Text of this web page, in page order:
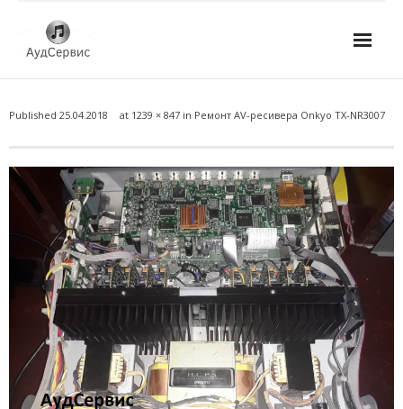
- Ремонт усилителей и AV-ресиверов
- Ремонт микшерных пультов и консолей
- Ремонт активной акустики
- Ремонт домашних кинотеатров
- Ремонт музыкальных центров
- Ремонт аудио для клубов, ресторанов, школ
- Изготовление усилителей
Published 25.04.2018 at 1239 × 847 in Ремонт AV-ресивера Onkyo TX-NR3007